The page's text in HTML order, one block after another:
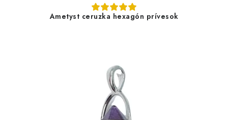
Ametyst ceruzka hexagón prívesok